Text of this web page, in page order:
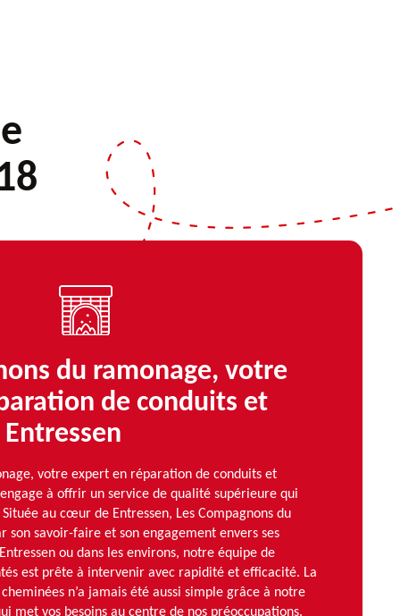
du ramonage, votre
de conduits et
votre expert en réparation de conduits et
à offrir un service de qualité supérieure qui
au cœur de Entressen, Les Compagnons du
son savoir-faire et son engagement envers ses
ou dans les environs, notre équipe de
est prête à intervenir avec rapidité et efficacité. La
n’a jamais été aussi simple grâce à notre
met vos besoins au centre de nos préoccupations.